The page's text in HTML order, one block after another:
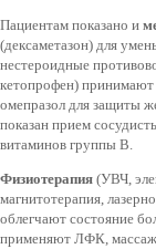
Пациентам показано и
(дексаметазон) для
нестероидные
кетопрофен) принимают
омепразол для защиты
показан прием
витаминов группы В.
Физиотерапия (УВЧ,
магнитотерапия,
облегчают состояние
применяют ЛФК,